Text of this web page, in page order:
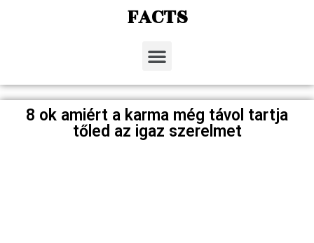
FACTS
8 ok amiért a karma még távol tartja
tőled az igaz szerelmet